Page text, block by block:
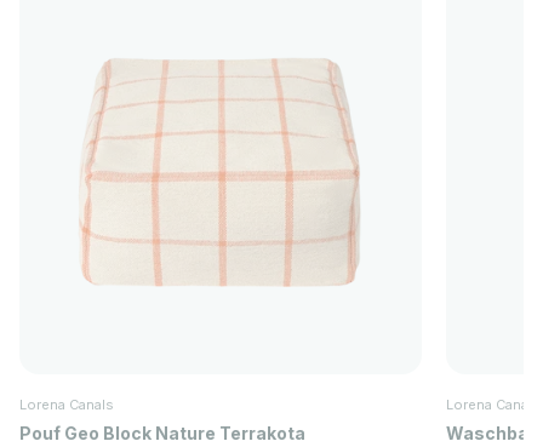
Lorena Canals
Pouf Geo Block Nature Terrakota
Lorena Canals